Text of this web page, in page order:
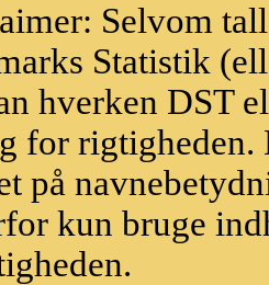
Selvom
Statistik
hverken DST
for
på
kun bruge